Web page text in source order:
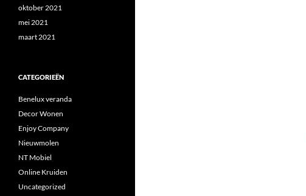
oktober 2021
mei 2021
maart 2021
CATEGORIEËN
Benelux veranda
Decor Wonen
Enjoy Company
Nieuwmolen
NT Mobiel
Online Kruiden
Uncategorized